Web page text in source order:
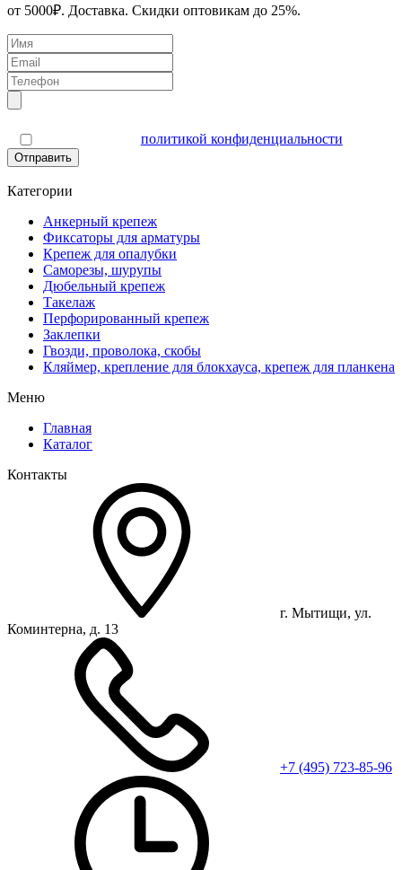
от 5000₽. Доставка. Скидки оптовикам до 25%.
политикой конфиденциальности
Отправить
Категории
Анкерный крепеж
Фиксаторы для арматуры
Крепеж для опалубки
Саморезы, шурупы
Дюбельный крепеж
Такелаж
Перфорированный крепеж
Заклепки
Гвозди, проволока, скобы
Кляймер, крепление для блокхауса, крепеж для планкена
Меню
Главная
Каталог
Контакты
г. Мытищи, ул.
Коминтерна, д. 13
+7 (495) 723-85-96